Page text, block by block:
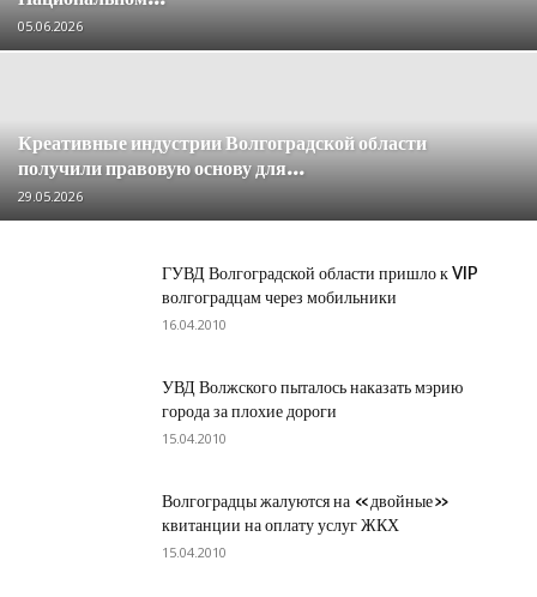
05.06.2026
Креативные индустрии Волгоградской области
получили правовую основу для...
29.05.2026
ГУВД Волгоградской области пришло к VIP
волгоградцам через мобильники
16.04.2010
УВД Волжского пыталось наказать мэрию
города за плохие дороги
15.04.2010
Волгоградцы жалуются на «двойные»
квитанции на оплату услуг ЖКХ
15.04.2010